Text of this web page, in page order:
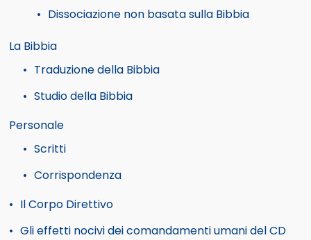
Dissociazione non basata sulla Bibbia
La Bibbia
Traduzione della Bibbia
Studio della Bibbia
Personale
Scritti
Corrispondenza
Il Corpo Direttivo
Gli effetti nocivi dei comandamenti umani del CD